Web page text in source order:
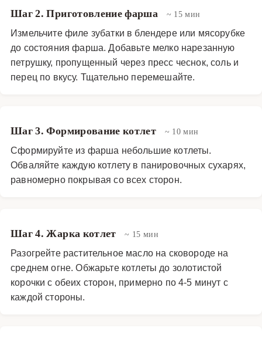
Шаг 2. Приготовление фарша ~ 15 мин
Измельчите филе зубатки в блендере или мясорубке
до состояния фарша. Добавьте мелко нарезанную
петрушку, пропущенный через пресс чеснок, соль и
перец по вкусу. Тщательно перемешайте.
Шаг 3. Формирование котлет ~ 10 мин
Сформируйте из фарша небольшие котлеты.
Обваляйте каждую котлету в панировочных сухарях,
равномерно покрывая со всех сторон.
Шаг 4. Жарка котлет ~ 15 мин
Разогрейте растительное масло на сковороде на
среднем огне. Обжарьте котлеты до золотистой
корочки с обеих сторон, примерно по 4-5 минут с
каждой стороны.